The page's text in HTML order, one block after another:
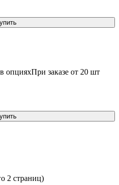
опцияхПри заказе от 20 шт
2 страниц)